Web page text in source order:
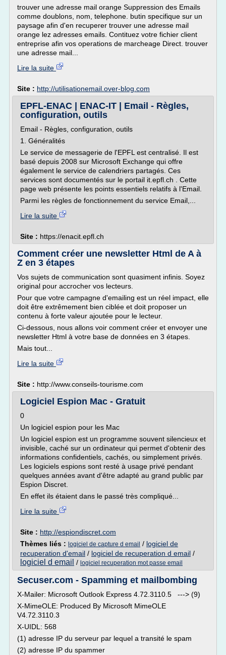
trouver une adresse mail orange Suppression des Emails
comme doublons, nom, telephone. butin specifique sur un
paysage afin d'en recuperer trouver une adresse mail
orange lez adresses emails. Contituez votre fichier client
entreprise afin vos operations de marcheage Direct. trouver
une adresse mail...
Lire la suite
Site : http://utilisationemail.over-blog.com
EPFL-ENAC | ENAC-IT | Email - Règles,
configuration, outils
Email - Règles, configuration, outils
1. Généralités
Le service de messagerie de l'EPFL est centralisé. Il est
basé depuis 2008 sur Microsoft Exchange qui offre
également le service de calendriers partagés. Ces
services sont documentés sur le portail it.epfl.ch . Cette
page web présente les points essentiels relatifs à l'Email.
Parmi les règles de fonctionnement du service Email,...
Lire la suite
Site : https://enacit.epfl.ch
Comment créer une newsletter Html de A à
Z en 3 étapes
Vos sujets de communication sont quasiment infinis. Soyez
original pour accrocher vos lecteurs.
Pour que votre campagne d'emailing est un réel impact, elle
doit être extrêmement bien ciblée et doit proposer un
contenu à forte valeur ajoutée pour le lecteur.
Ci-dessous, nous allons voir comment créer et envoyer une
newsletter Html à votre base de données en 3 étapes.
Mais tout...
Lire la suite
Site : http://www.conseils-tourisme.com
Logiciel Espion Mac - Gratuit
0
Un logiciel espion pour les Mac
Un logiciel espion est un programme souvent silencieux et
invisible, caché sur un ordinateur qui permet d'obtenir des
informations confidentiels, cachés, ou simplement privés.
Les logiciels espions sont resté à usage privé pendant
quelques années avant d'être adapté au grand public par
Espion Discret.
En effet ils étaient dans le passé très compliqué...
Lire la suite
Site : http://espiondiscret.com
Thèmes liés : logiciel de capture d email / logiciel de
recuperation d'email / logiciel de recuperation d email /
logiciel d email / logiciel recuperation mot passe email
Secuser.com - Spamming et mailbombing
X-Mailer: Microsoft Outlook Express 4.72.3110.5 ---> (9)
X-MimeOLE: Produced By Microsoft MimeOLE
V4.72.3110.3
X-UIDL: 568
(1) adresse IP du serveur par lequel a transité le spam
(2) adresse IP du spammer